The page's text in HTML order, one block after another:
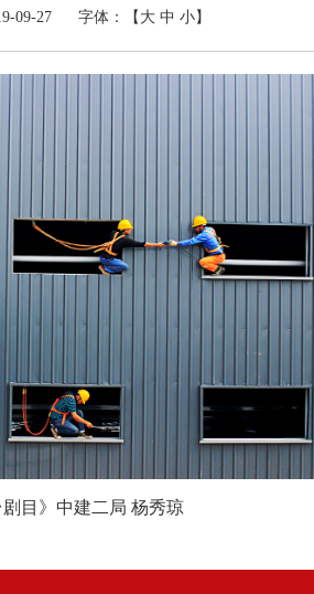
09-27 字体：【 大 中 小】
剧目》中建二局 杨秀琼